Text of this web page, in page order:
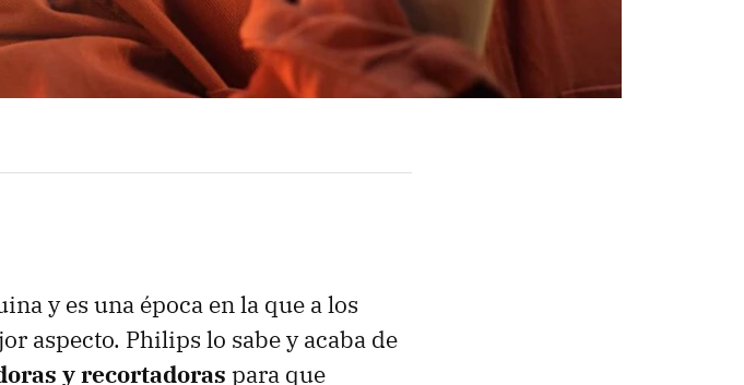
y es una época en la que a los
aspecto. Philips lo sabe y acaba de
y recortadoras para que